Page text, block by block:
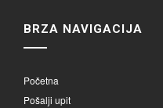
BRZA NAVIGACIJA
Početna
Pošalji upit